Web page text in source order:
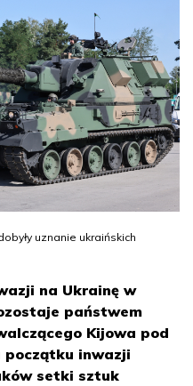
uznanie ukraińskich
na Ukrainę w
państwem
Kijowa pod
początku inwazji
setki sztuk